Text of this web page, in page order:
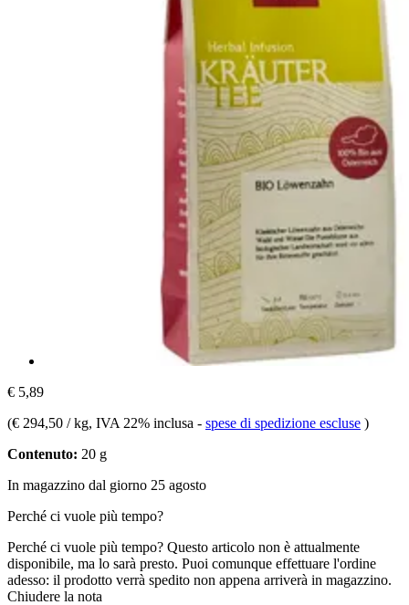
€ 5,89
(€ 294,50 / kg, IVA 22% inclusa - spese di spedizione escluse )
Contenuto: 20 g
In magazzino dal giorno 25 agosto
Perché ci vuole più tempo?
Perché ci vuole più tempo? Questo articolo non è attualmente
disponibile, ma lo sarà presto. Puoi comunque effettuare l'ordine
adesso: il prodotto verrà spedito non appena arriverà in magazzino.
Chiudere la nota